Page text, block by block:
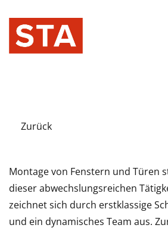
Zurück
Montage von Fenstern und Türen
dieser abwechslungsreichen
zeichnet sich durch erstklassige
und ein dynamisches Team aus.